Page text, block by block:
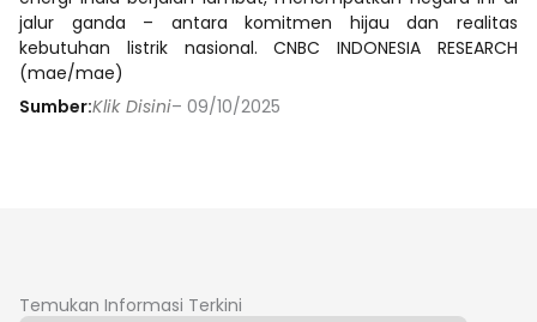
jalur ganda – antara komitmen hijau dan realitas
kebutuhan listrik nasional. CNBC INDONESIA RESEARCH
(mae/mae)
Sumber:Klik Disini– 09/10/2025
Temukan Informasi Terkini